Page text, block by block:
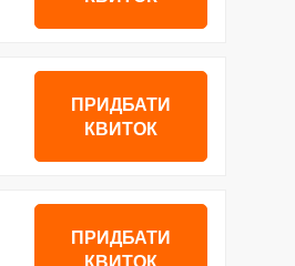
ПРИДБАТИ
КВИТОК
ПРИДБАТИ
КВИТОК